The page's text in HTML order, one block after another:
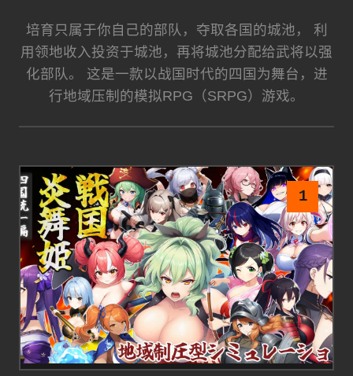
培育只属于你自己的部队，夺取各国的城池， 利
用领地收入投资于城池，再将城池分配给武将以强
化部队。 这是一款以战国时代的四国为舞台，进
行地域压制的模拟RPG（SRPG）游戏。
1